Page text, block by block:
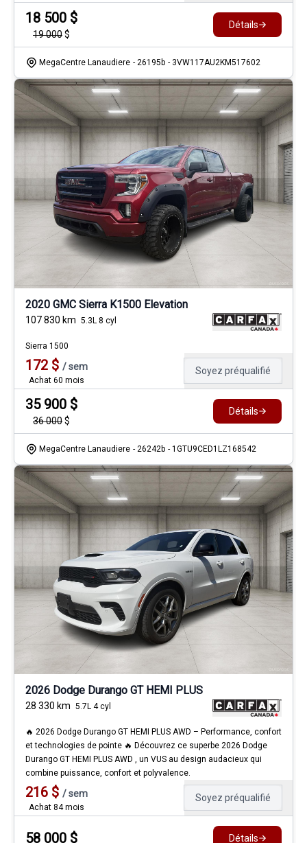
18 500 $
19 000$
Détails
MegaCentre Lanaudiere - 26195b - 3VW117AU2KM517602
2020 GMC Sierra K1500 Elevation
107 830 km 5.3L 8 cyl
Sierra 1500
172 $ /sem
Achat 60 mois
Soyez préqualifié
35 900 $
36 000$
Détails
MegaCentre Lanaudiere - 26242b - 1GTU9CED1LZ168542
2026 Dodge Durango GT HEMI PLUS
28 330 km 5.7L 4 cyl
🔥 2026 Dodge Durango GT HEMI PLUS AWD – Performance, confort
et technologies de pointe 🔥 Découvrez ce superbe 2026 Dodge
Durango GT HEMI PLUS AWD , un VUS au design audacieux qui
combine puissance, confort et polyvalence.
216 $ /sem
Achat 84 mois
Soyez préqualifié
58 000 $ Détails